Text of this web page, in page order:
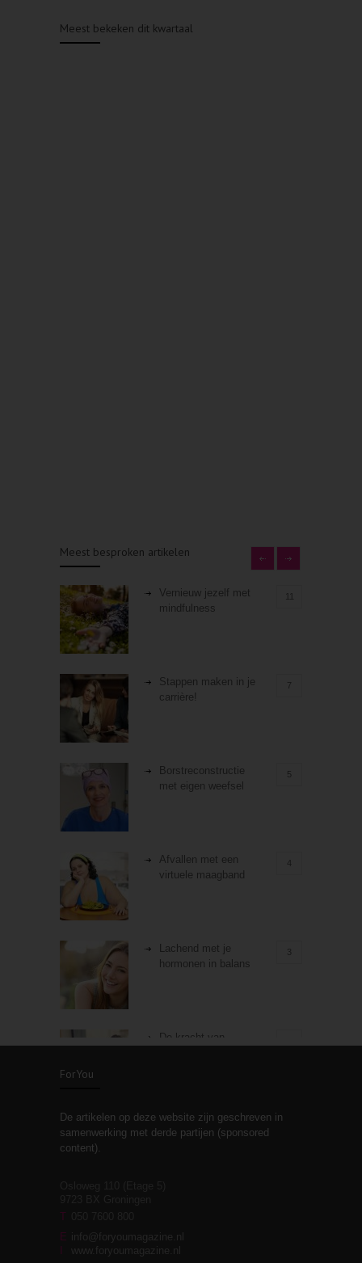
Meest bekeken dit kwartaal
Meest besproken artikelen
Vernieuw jezelf met
mindfulness
Stappen maken in je
carrière!
7
Borstreconstructie
met eigen weefsel
5
Afvallen met een
virtuele maagband
Lachend met je
hormonen in balans
3
De kracht van
Stiefouderschap en
relaties
moeite!
ForYou
De artikelen op deze website zijn geschreven in
samenwerking met derde partijen (sponsored
content).
T
E info@foryoumagazine.nl
www.foryoumagazine.nl